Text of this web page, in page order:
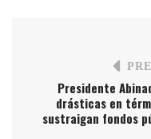
Presidente
drásticas en
sustraigan fondos